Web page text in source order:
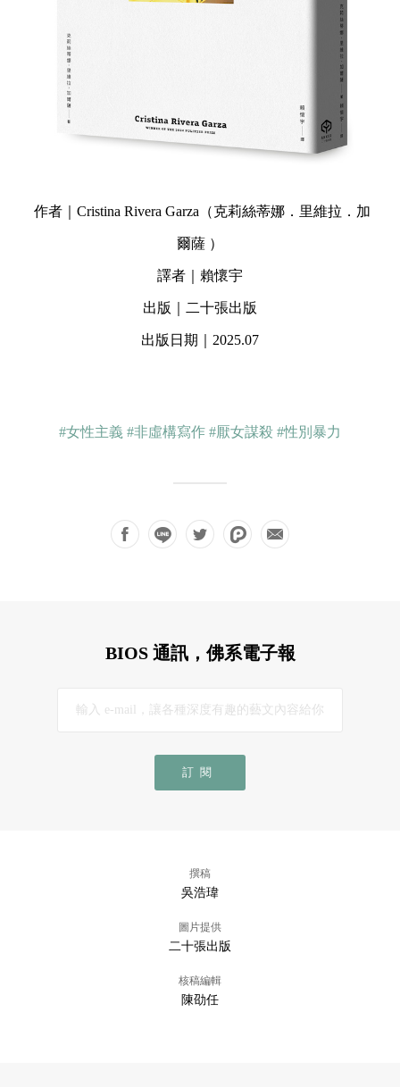
作者｜Cristina Rivera Garza（克莉絲蒂娜．里維拉．加
爾薩 ）
譯者｜賴懷宇
出版｜二十張出版
出版日期｜2025.07
#女性主義 #非虛構寫作 #厭女謀殺 #性別暴力
BIOS 通訊，佛系電子報
訂閱
撰稿
吳浩瑋
圖片提供
二十張出版
核稿編輯
陳劭任